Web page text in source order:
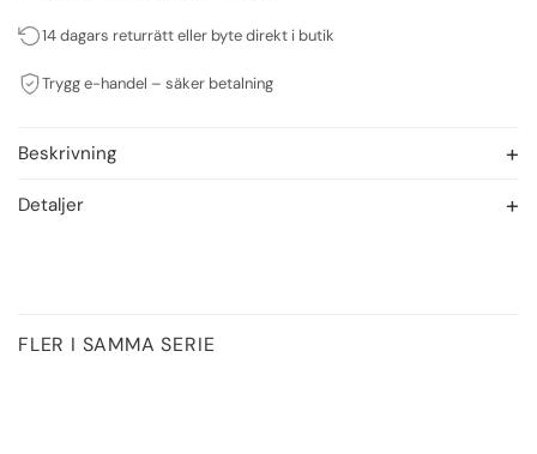
14 dagars returrätt eller byte direkt i butik
Trygg e-handel – säker betalning
Beskrivning
Detaljer
FLER I SAMMA SERIE